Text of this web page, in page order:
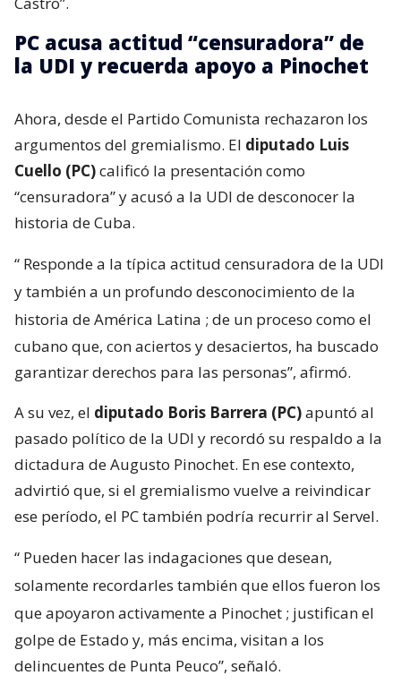
PC acusa actitud “censuradora” de
la UDI y recuerda apoyo a Pinochet
Ahora, desde el Partido Comunista rechazaron los
argumentos del gremialismo. El diputado Luis
Cuello (PC)calificó la presentación como
“censuradora” y acusó a la UDI de desconocer la
historia de Cuba.
“ Responde a la típica actitud censuradora de la UDI
y también a un profundo desconocimiento de la
historia de América Latina ; de un proceso como el
cubano que, con aciertos y desaciertos, ha buscado
garantizar derechos para las personas”, afirmó.
A su vez, el diputado Boris Barrera (PC)apuntó al
pasado político de la UDI y recordó su respaldo a la
dictadura de Augusto Pinochet. En ese contexto,
advirtió que, si el gremialismo vuelve a reivindicar
ese período, el PC también podría recurrir al Servel.
“ Pueden hacer las indagaciones que desean,
solamente recordarles también que ellos fueron los
que apoyaron activamente a Pinochet ; justifican el
golpe de Estado y, más encima, visitan a los
delincuentes de Punta Peuco”, señaló.